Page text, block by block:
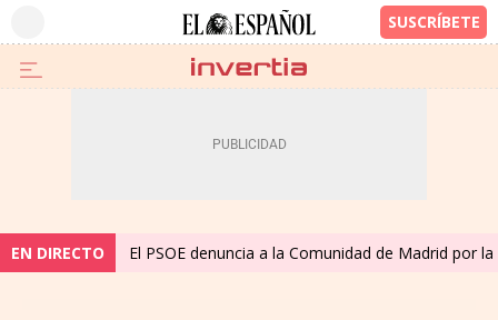
EN DIRECTO El PSOE denuncia a la Comunidad de Madrid por